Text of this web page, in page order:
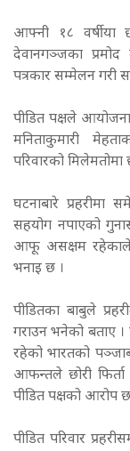
आफ्नी १८ वर्षीया
देवानगञ्जका
पत्रकार सम्मेलन गरी
पीडित पक्षले
मनिताकुमारी
परिवारको
घटनाबारे प्रहरीमा
सहयोग नपाएको
आफू असक्षम रहेकाले
भनाइ छ ।
पीडितका बाबुले
गराउन भनेको बताए
रहेको भारतको
आफन्तले छोरी
पीडित पक्षको आरोप
पीडित परिवार